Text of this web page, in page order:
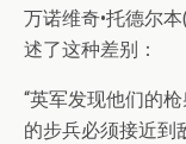
万诺维奇•托德尔
述了这种差别：
“英军发现他们的
的步兵必须接近到